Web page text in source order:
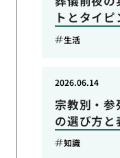
トとタイ
生活
宗教別・参
の選び方と
2026.06.14
知識